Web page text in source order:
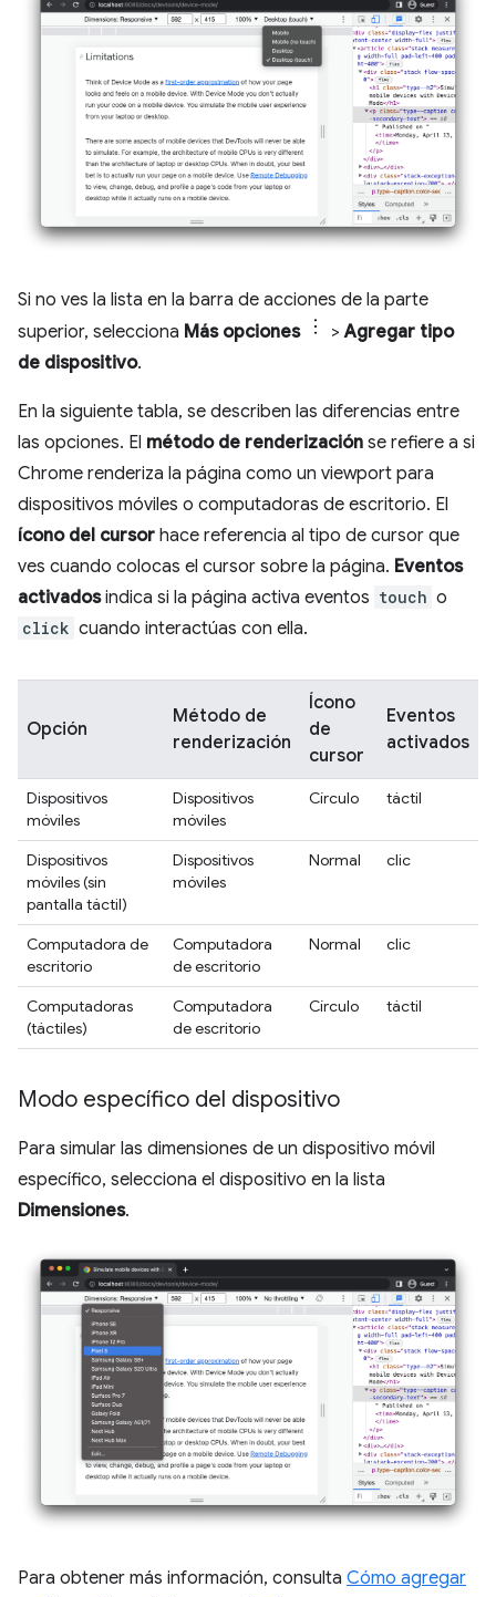
Si no ves la lista en la barra de acciones de la parte
superior, selecciona Más opciones >Agregar tipo
de dispositivo.
En la siguiente tabla, se describen las diferencias entre
las opciones. El método de renderización se refiere a si
Chrome renderiza la página como un viewport para
dispositivos móviles o computadoras de escritorio. El
ícono del cursor hace referencia al tipo de cursor que
ves cuando colocas el cursor sobre la página. Eventos
activadosindica si la página activa eventos touch o
click cuando interactúas con ella.
Opción
Método de
renderización
Ícono
de
cursor
Eventos
activados
Dispositivos
móviles
Dispositivos
móviles
Círculo táctil
Dispositivos
móviles (sin
pantalla táctil)
Dispositivos
móviles
Normal clic
Computadora de
escritorio
Computadora
de escritorio
Normal clic
Computadoras
(táctiles)
Computadora
de escritorio
Círculo táctil
Modo específico del dispositivo
Para simular las dimensiones de un dispositivo móvil
específico, selecciona el dispositivo en la lista
Dimensiones.
Para obtener más información, consulta Cómo agregar